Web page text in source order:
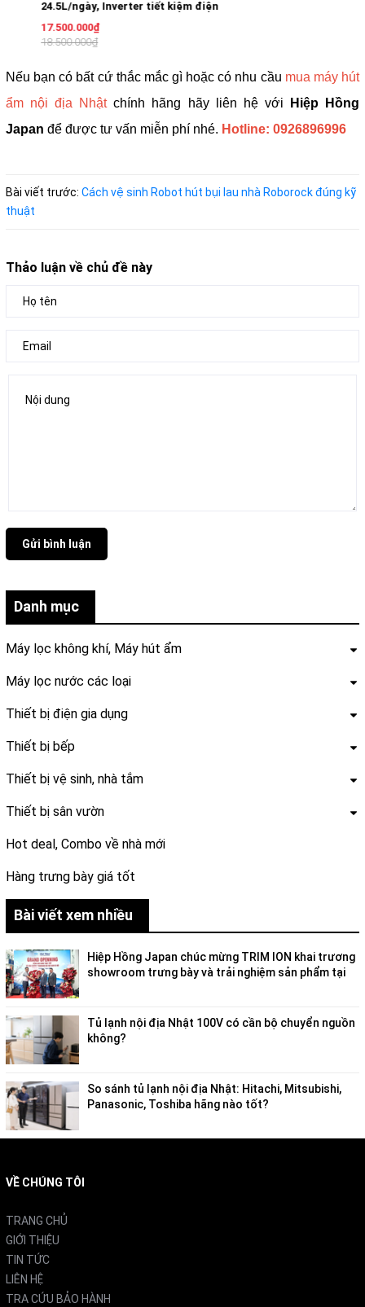
Danh mục
Máy lọc không khí, Máy hút ẩm
Máy lọc nước các loại
Thiết bị điện gia dụng
Thiết bị bếp
Thiết bị vệ sinh, nhà tắm
Thiết bị sân vườn
Hot deal, Combo về nhà mới
Hàng trưng bày giá tốt
Bài viết xem nhiều
Hiệp Hồng Japan chúc mừng TRIM ION khai trương
showroom trưng bày và trải nghiệm sản phẩm tại
Tủ lạnh nội địa Nhật 100V có cần bộ chuyển nguồn
không?
So sánh tủ lạnh nội địa Nhật: Hitachi, Mitsubishi,
Panasonic, Toshiba hãng nào tốt?
24.5L/ngày, Inverter tiết kiệm điện
17.500.000₫
18.500.000₫
Nếu bạn có bất cứ thắc mắc gì hoặc có nhu cầu mua máy hút
ẩm nội địa Nhậtchính hãng hãy liên hệ với
Hiệp Hồng
Japan để được tư vấn miễn phí nhé. Hotline: 0926896996
Bài viết trước: Cách vệ sinh Robot hút bụi lau nhà Roborock đúng kỹ
thuật
Thảo luận về chủ đề này
Gửi bình luận
VỀ CHÚNG TÔI
TRANG CHỦ
GIỚI THIỆU
TIN TỨC
LIÊN HỆ
TRA CỨU BẢO HÀNH